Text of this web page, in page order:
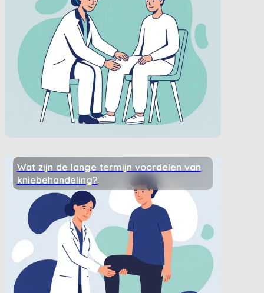
Wat zijn de lange termijn voordelen van
kniebehandeling?